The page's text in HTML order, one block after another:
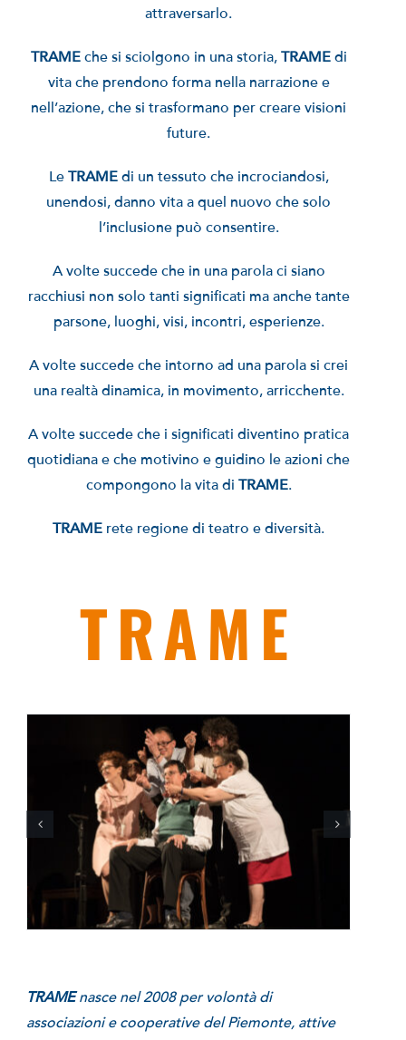
attraversarlo.
TRAMEche si sciolgono in una storia, TRAMEdi
vita che prendono forma nella narrazione e
nell’azione, che si trasformano per creare visioni
future.
Le TRAMEdi un tessuto che incrociandosi,
unendosi, danno vita a quel nuovo che solo
l’inclusione può consentire.
A volte succede che in una parola ci siano
racchiusi non solo tanti significati ma anche tante
parsone, luoghi, visi, incontri, esperienze.
A volte succede che intorno ad una parola si crei
una realtà dinamica, in movimento, arricchente.
A volte succede che i significati diventino pratica
quotidiana e che motivino e guidino le azioni che
compongono la vita di TRAME.
TRAME rete regione di teatro e diversità.
TRAME
TRAMEnasce nel 2008 per volontà di
associazioni e cooperative del Piemonte, attive